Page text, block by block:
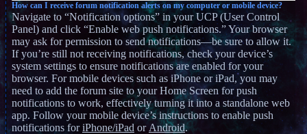
How can I receive forum notification alerts on my computer or mobile device?
Navigate to “Notification options” in your UCP (User Control
Panel) and click “Enable web push notifications.” Your browser
may ask for permission to send notifications—be sure to allow it.
If you’re still not receiving notifications, check your device’s
system settings to ensure notifications are enabled for your
browser. For mobile devices such as iPhone or iPad, you may
need to add the forum site to your Home Screen for push
notifications to work, effectively turning it into a standalone web
app. Follow your mobile device’s instructions to enable push
notifications foriPhone/iPad or Android.